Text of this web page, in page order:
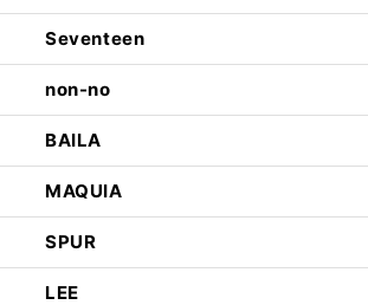
Seventeen
non-no
BAILA
MAQUIA
SPUR
LEE